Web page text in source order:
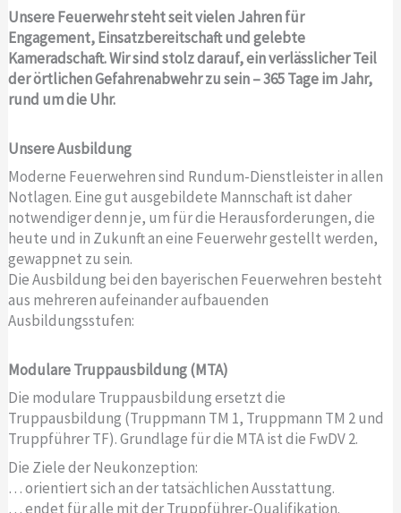
Unsere Feuerwehr steht seit vielen Jahren für
Engagement, Einsatzbereitschaft und gelebte
Kameradschaft. Wir sind stolz darauf, ein verlässlicher Teil
der örtlichen Gefahrenabwehr zu sein – 365 Tage im Jahr,
rund um die Uhr.
Unsere Ausbildung
Moderne Feuerwehren sind Rundum-Dienstleister in allen
Notlagen. Eine gut ausgebildete Mannschaft ist daher
notwendiger denn je, um für die Herausforderungen, die
heute und in Zukunft an eine Feuerwehr gestellt werden,
gewappnet zu sein.
Die Ausbildung bei den bayerischen Feuerwehren besteht
aus mehreren aufeinander aufbauenden
Ausbildungsstufen:
Modulare Truppausbildung (MTA)
Die modulare Truppausbildung ersetzt die
Truppausbildung (Truppmann TM 1, Truppmann TM 2 und
Truppführer TF). Grundlage für die MTA ist die FwDV 2.
Die Ziele der Neukonzeption:
… orientiert sich an der tatsächlichen Ausstattung.
… endet für alle mit der Truppführer-Qualifikation.